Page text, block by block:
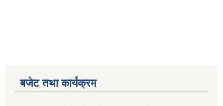
बजेट तथा कार्यक्रम